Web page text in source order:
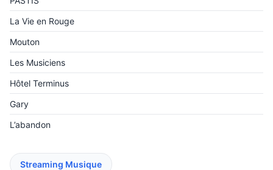
La Vie en Rouge
Mouton
Les Musiciens
Hôtel Terminus
Gary
L’abandon
Streaming Musique